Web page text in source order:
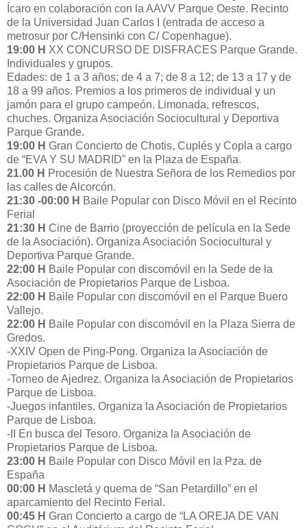
Ícaro en colaboración con la AAVV Parque Oeste. Recinto
de la Universidad Juan Carlos I (entrada de acceso a
metrosur por C/Hensinki con C/ Copenhague).
19:00 H XX CONCURSO DE DISFRACES Parque Grande.
Individuales y grupos.
Edades: de 1 a 3 años; de 4 a 7; de 8 a 12; de 13 a 17 y de
18 a 99 años. Premios a los primeros de individual y un
jamón para el grupo campeón. Limonada, refrescos,
chuches. Organiza Asociación Sociocultural y Deportiva
Parque Grande.
19:00 H Gran Concierto de Chotis, Cuplés y Copla a cargo
de “EVA Y SU MADRID” en la Plaza de España.
21.00 H Procesión de Nuestra Señora de los Remedios por
las calles de Alcorcón.
21:30 -00:00 H Baile Popular con Disco Móvil en el Recinto
Ferial
21:30 H Cine de Barrio (proyección de película en la Sede
de la Asociación). Organiza Asociación Sociocultural y
Deportiva Parque Grande.
22:00 H Baile Popular con discomóvil en la Sede de la
Asociación de Propietarios Parque de Lisboa.
22:00 H Baile Popular con discomóvil en el Parque Buero
Vallejo.
22:00 H Baile Popular con discomóvil en la Plaza Sierra de
Gredos.
-XXIV Open de Ping-Pong. Organiza la Asociación de
Propietarios Parque de Lisboa.
-Torneo de Ajedrez. Organiza la Asociación de Propietarios
Parque de Lisboa.
-Juegos infantiles. Organiza la Asociación de Propietarios
Parque de Lisboa.
-II En busca del Tesoro. Organiza la Asociación de
Propietarios Parque de Lisboa.
23:00 H Baile Popular con Disco Móvil en la Pza. de
España
00:00 H Mascletá y quema de “San Petardillo” en el
aparcamiento del Recinto Ferial.
00:45 H Gran Concierto a cargo de “LA OREJA DE VAN